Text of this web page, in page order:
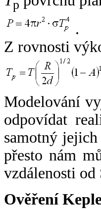
p
.
Z rovnosti
Modelování
odpovídat
samotný
přesto nám
vzdálenosti od
Ověření